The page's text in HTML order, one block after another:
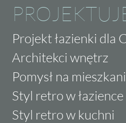
Projekt łazienki dla
Architekci wnętrz
Pomysł na
Styl retro w łazience
Styl retro w kuchni